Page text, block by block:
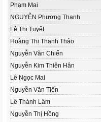
Phạm Mai
NGUYỄN Phương Thanh
Lê Thị Tuyết
Hoàng Thị Thanh Thảo
Nguyễn Văn Chiến
Nguyễn Kim Thiên Hân
Lê Ngọc Mai
Nguyễn Văn Tiến
Lê Thành Lâm
Nguyễn Thị Hồng